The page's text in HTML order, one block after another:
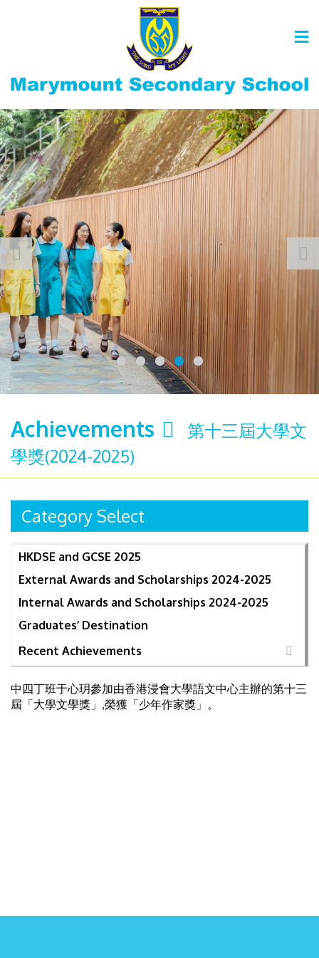
Achievements
第十三屆大學文
學獎(2024-2025)
Category Select
HKDSE and GCSE 2025
External Awards and Scholarships 2024-2025
Internal Awards and Scholarships 2024-2025
Graduates’ Destination
Recent Achievements
中四丁班于心玥參加由香港浸會大學語文中心主辦的第十三
屆「大學文學獎」,榮獲「少年作家獎」。